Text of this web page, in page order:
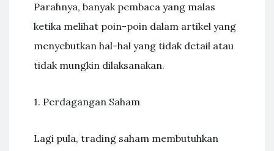
Parahnya, banyak pembaca yang malas
ketika melihat poin-poin dalam artikel yang
menyebutkan hal-hal yang tidak detail atau
tidak mungkin dilaksanakan.
1. Perdagangan Saham
Lagi pula, trading saham membutuhkan